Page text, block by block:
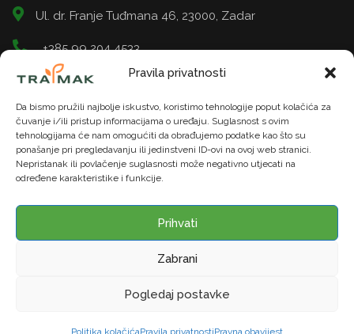
Pravila privatnosti
Da bismo pružili najbolje iskustvo, koristimo tehnologije poput kolačića za
čuvanje i/ili pristup informacijama o uređaju. Suglasnost s ovim
tehnologijama će nam omogućiti da obrađujemo podatke kao što su
ponašanje pri pregledavanju ili jedinstveni ID-ovi na ovoj web stranici.
Nepristanak ili povlačenje suglasnosti može negativno utjecati na
određene karakteristike i funkcije.
Prihvati
Zabrani
Pogledaj postavke
Politika kolačićaPravila privatnostiPravna obavijest
Ul. dr. Franje Tuđmana 46, 23000, Zadar
+385 99 204 4533
info@tramak.hr
uređaje za gotovinu
Web stranicu izradio: